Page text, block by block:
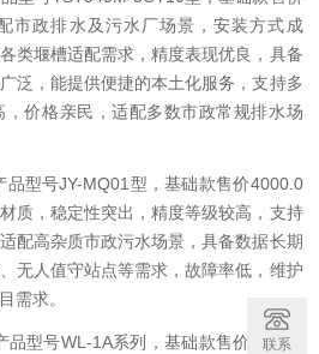
市政排水及污水厂场景，安装方式成
类堰槽适配需求，精度表现优良，具备
泛，能提供便捷的本土化服务，支持多
价格亲民，适配多数市政常规排水场
型号JY-MQ01型，基础款售价4000.0
质，稳定性突出，精度等级较高，支持
配高杂质市政污水场景，具备数据长期
无人值守站点等需求，故障率低，维护
需求。
型号WL-1A系列，基础款售价3800.0
联系